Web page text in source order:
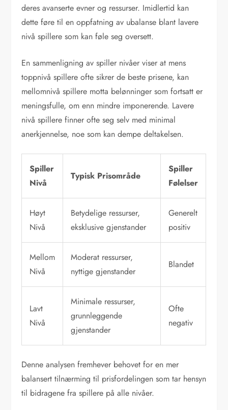
deres avanserte evner og ressurser. Imidlertid kan
dette føre til en oppfatning av ubalanse blant lavere
nivå spillere som kan føle seg oversett.
En sammenligning av spiller nivåer viser at mens
toppnivå spillere ofte sikrer de beste prisene, kan
mellomnivå spillere motta belønninger som fortsatt er
meningsfulle, om enn mindre imponerende. Lavere
nivå spillere finner ofte seg selv med minimal
anerkjennelse, noe som kan dempe deltakelsen.
Spiller
Nivå
Typisk Prisområde
Spiller
Følelser
Høyt
Nivå
Betydelige ressurser,
eksklusive gjenstander
Generelt
positiv
Mellom
Nivå
Moderat ressurser,
nyttige gjenstander
Blandet
Lavt
Nivå
Minimale ressurser,
grunnleggende
gjenstander
Ofte
negativ
Denne analysen fremhever behovet for en mer
balansert tilnærming til prisfordelingen som tar hensyn
til bidragene fra spillere på alle nivåer.